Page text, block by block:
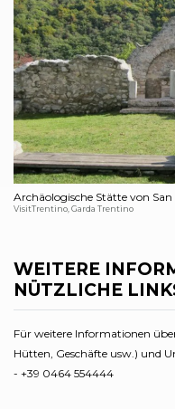
Archäologische Stätte von
VisitTrentino, Garda Trentino
WEITERE
NÜTZLICHE
Für weitere Informationen
Hütten, Geschäfte usw.) und
- +39 0464 554444